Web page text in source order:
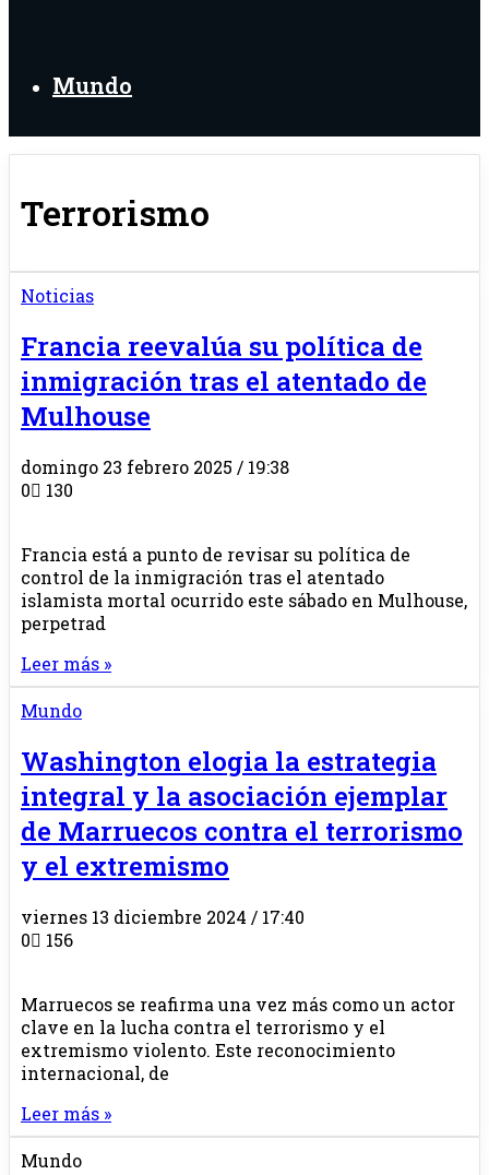
Mundo
Terrorismo
Noticias
Francia reevalúa su política de
inmigración tras el atentado de
Mulhouse
domingo 23 febrero 2025 / 19:38
0
130
Francia está a punto de revisar su política de
control de la inmigración tras el atentado
islamista mortal ocurrido este sábado en Mulhouse,
perpetrad
Leer más »
Mundo
Washington elogia la estrategia
integral y la asociación ejemplar
de Marruecos contra el terrorismo
y el extremismo
viernes 13 diciembre 2024 / 17:40
0
156
Marruecos se reafirma una vez más como un actor
clave en la lucha contra el terrorismo y el
extremismo violento. Este reconocimiento
internacional, de
Leer más »
Mundo